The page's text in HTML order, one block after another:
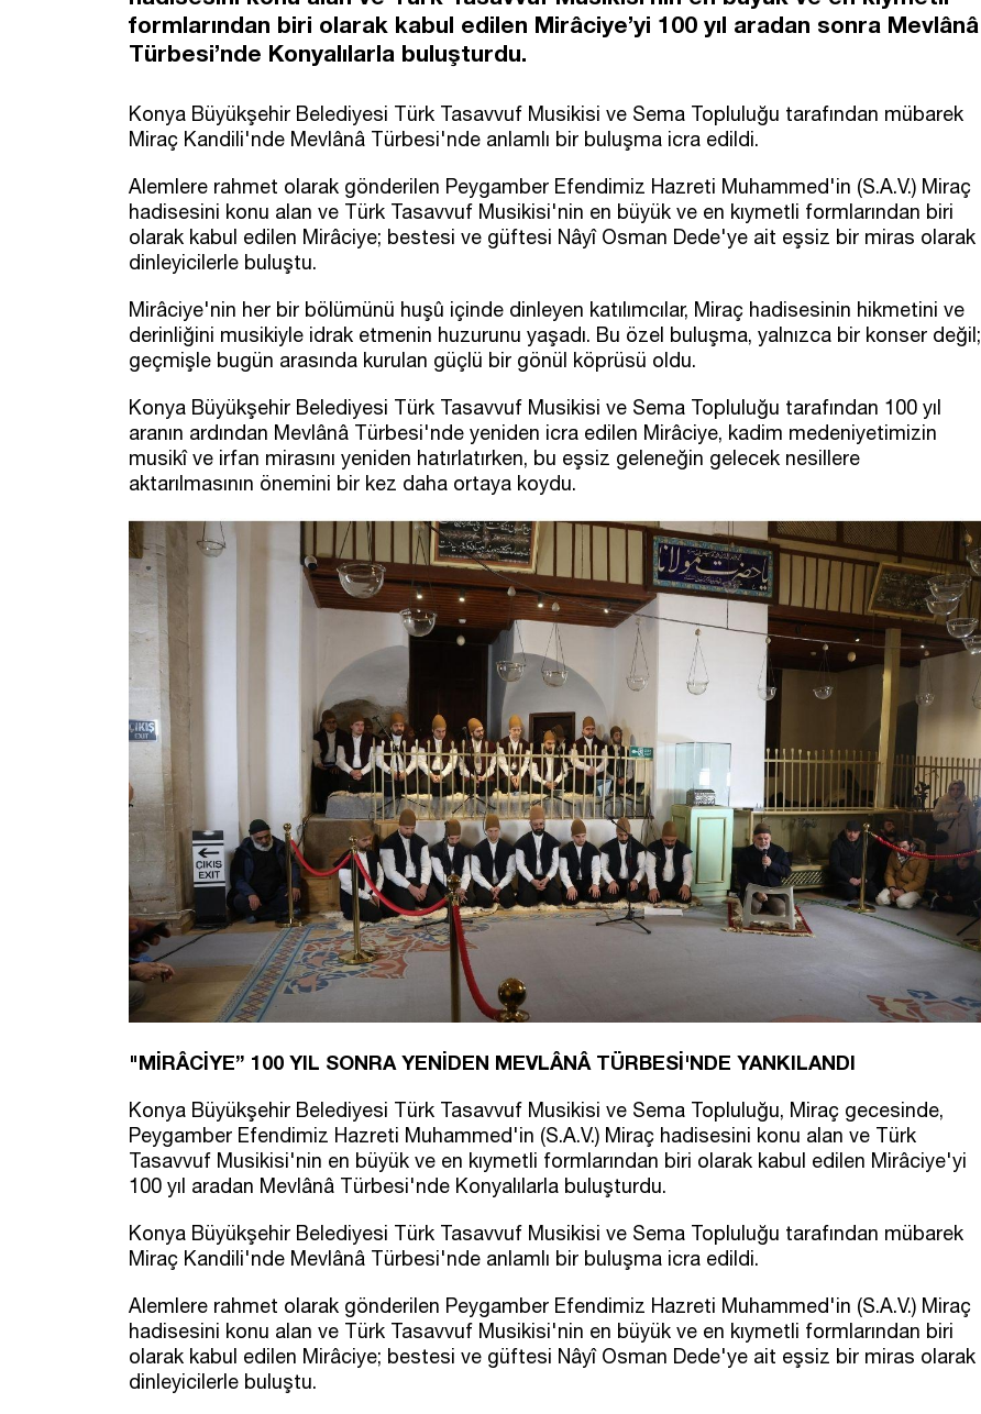
formlarından biri olarak kabul edilen Mirâciye’yi 100 yıl aradan sonra Mevlânâ
Türbesi’nde Konyalılarla buluşturdu.
Konya Büyükşehir Belediyesi Türk Tasavvuf Musikisi ve Sema Topluluğu tarafından mübarek
Miraç Kandili'nde Mevlânâ Türbesi'nde anlamlı bir buluşma icra edildi.
Alemlere rahmet olarak gönderilen Peygamber Efendimiz Hazreti Muhammed'in (S.A.V.) Miraç
hadisesini konu alan ve Türk Tasavvuf Musikisi'nin en büyük ve en kıymetli formlarından biri
olarak kabul edilen Mirâciye; bestesi ve güftesi Nâyî Osman Dede'ye ait eşsiz bir miras olarak
dinleyicilerle buluştu.
Mirâciye'nin her bir bölümünü huşû içinde dinleyen katılımcılar, Miraç hadisesinin hikmetini ve
derinliğini musikiyle idrak etmenin huzurunu yaşadı. Bu özel buluşma, yalnızca bir konser değil;
geçmişle bugün arasında kurulan güçlü bir gönül köprüsü oldu.
Konya Büyükşehir Belediyesi Türk Tasavvuf Musikisi ve Sema Topluluğu tarafından 100 yıl
aranın ardından Mevlânâ Türbesi'nde yeniden icra edilen Mirâciye, kadim medeniyetimizin
musikî ve irfan mirasını yeniden hatırlatırken, bu eşsiz geleneğin gelecek nesillere
aktarılmasının önemini bir kez daha ortaya koydu.
"MİRÂCİYE” 100 YIL SONRA YENİDEN MEVLÂNÂ TÜRBESİ'NDE YANKILANDI
Konya Büyükşehir Belediyesi Türk Tasavvuf Musikisi ve Sema Topluluğu, Miraç gecesinde,
Peygamber Efendimiz Hazreti Muhammed'in (S.A.V.) Miraç hadisesini konu alan ve Türk
Tasavvuf Musikisi'nin en büyük ve en kıymetli formlarından biri olarak kabul edilen Mirâciye'yi
100 yıl aradan Mevlânâ Türbesi'nde Konyalılarla buluşturdu.
Konya Büyükşehir Belediyesi Türk Tasavvuf Musikisi ve Sema Topluluğu tarafından mübarek
Miraç Kandili'nde Mevlânâ Türbesi'nde anlamlı bir buluşma icra edildi.
Alemlere rahmet olarak gönderilen Peygamber Efendimiz Hazreti Muhammed'in (S.A.V.) Miraç
hadisesini konu alan ve Türk Tasavvuf Musikisi'nin en büyük ve en kıymetli formlarından biri
olarak kabul edilen Mirâciye; bestesi ve güftesi Nâyî Osman Dede'ye ait eşsiz bir miras olarak
dinleyicilerle buluştu.